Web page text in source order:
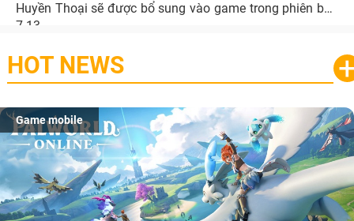
Huyền Thoại sẽ được bổ sung vào game trong phiên bản
7.13.
HOT NEWS
Game mobile